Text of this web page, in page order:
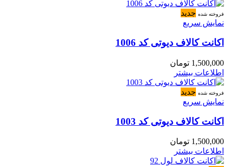
فروخته شده جدید
نمایش سریع
اکانت کالاف دیوتی کد 1006
1,500,000 تومان
اطلاعات بیشتر
فروخته شده جدید
نمایش سریع
اکانت کالاف دیوتی کد 1003
1,500,000 تومان
اطلاعات بیشتر